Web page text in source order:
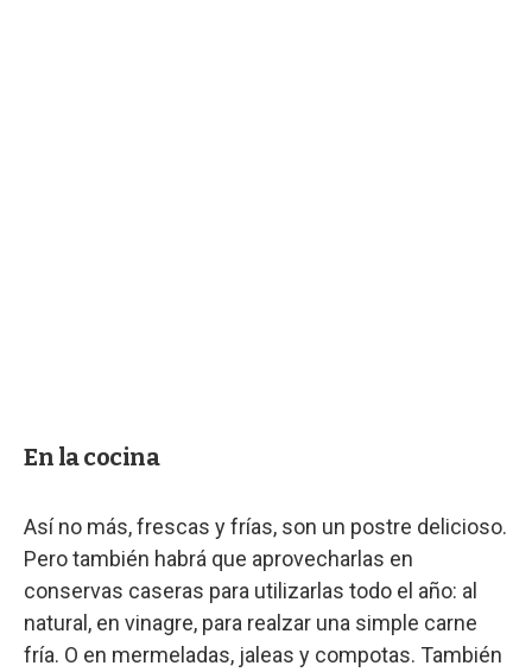
En la cocina
Así no más, frescas y frías, son un postre delicioso.
Pero también habrá que aprovecharlas en
conservas caseras para utilizarlas todo el año: al
natural, en vinagre, para realzar una simple carne
fría. O en mermeladas, jaleas y compotas. También